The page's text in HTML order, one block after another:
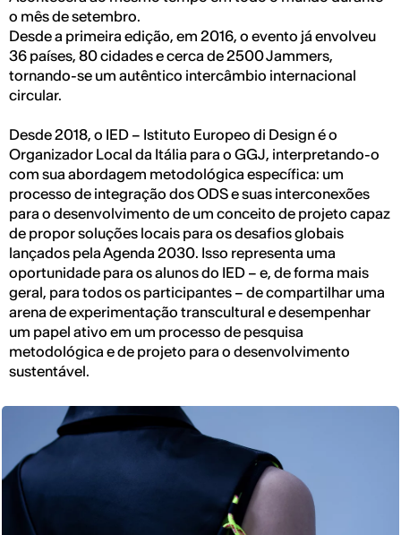
o mês de setembro.
Desde a primeira edição, em 2016, o evento já envolveu
36 países, 80 cidades e cerca de 2500 Jammers,
tornando-se um autêntico intercâmbio internacional
circular.
Desde 2018, o IED – Istituto Europeo di Design é o
Organizador Local da Itália para o GGJ, interpretando-o
com sua abordagem metodológica específica: um
processo de integração dos ODS e suas interconexões
para o desenvolvimento de um conceito de projeto capaz
de propor soluções locais para os desafios globais
lançados pela Agenda 2030. Isso representa uma
oportunidade para os alunos do IED – e, de forma mais
geral, para todos os participantes – de compartilhar uma
arena de experimentação transcultural e desempenhar
um papel ativo em um processo de pesquisa
metodológica e de projeto para o desenvolvimento
sustentável.